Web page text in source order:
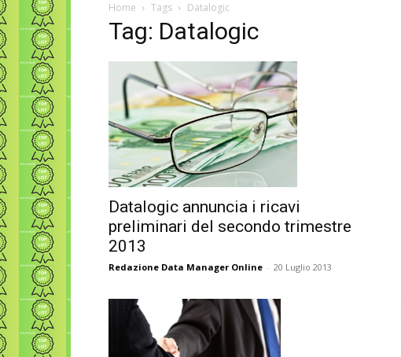
Home Tags Datalogic
Tag: Datalogic
Datalogic annuncia i ricavi
preliminari del secondo trimestre
2013
Redazione Data Manager Online - 20 Luglio 2013